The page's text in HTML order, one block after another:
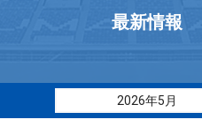
最新情報
2026年5月